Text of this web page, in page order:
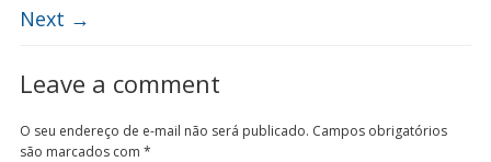
Next →
Leave a comment
O seu endereço de e-mail não será publicado. Campos obrigatórios
são marcados com *